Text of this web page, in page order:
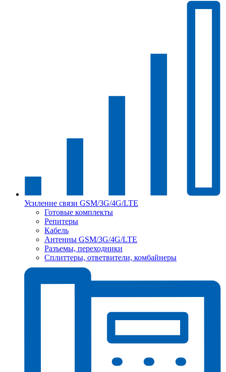
Усиление связи GSM/3G/4G/LTE
Готовые комплекты
Репитеры
Кабель
Антенны GSM/3G/4G/LTE
Разъемы, переходники
Сплиттеры, ответвители, комбайнеры